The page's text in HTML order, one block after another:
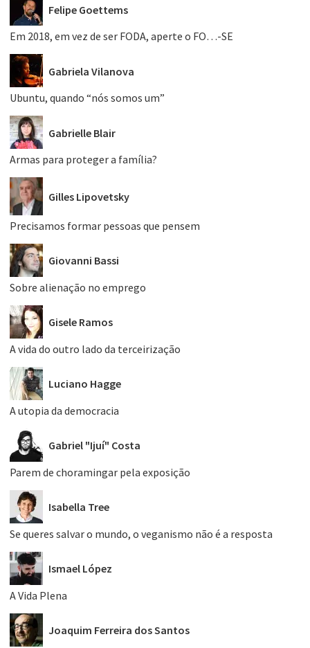
Felipe Goettems
Em 2018, em vez de ser FODA, aperte o FO…-SE
Gabriela Vilanova
Ubuntu, quando “nós somos um”
Gabrielle Blair
Armas para proteger a família?
Gilles Lipovetsky
Precisamos formar pessoas que pensem
Giovanni Bassi
Sobre alienação no emprego
Gisele Ramos
A vida do outro lado da terceirização
Luciano Hagge
A utopia da democracia
Gabriel "Ijuí" Costa
Parem de choramingar pela exposição
Isabella Tree
Se queres salvar o mundo, o veganismo não é a resposta
Ismael López
A Vida Plena
Joaquim Ferreira dos Santos